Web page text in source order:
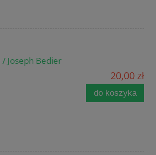
Joseph Bedier
20,00 zł
do koszyka